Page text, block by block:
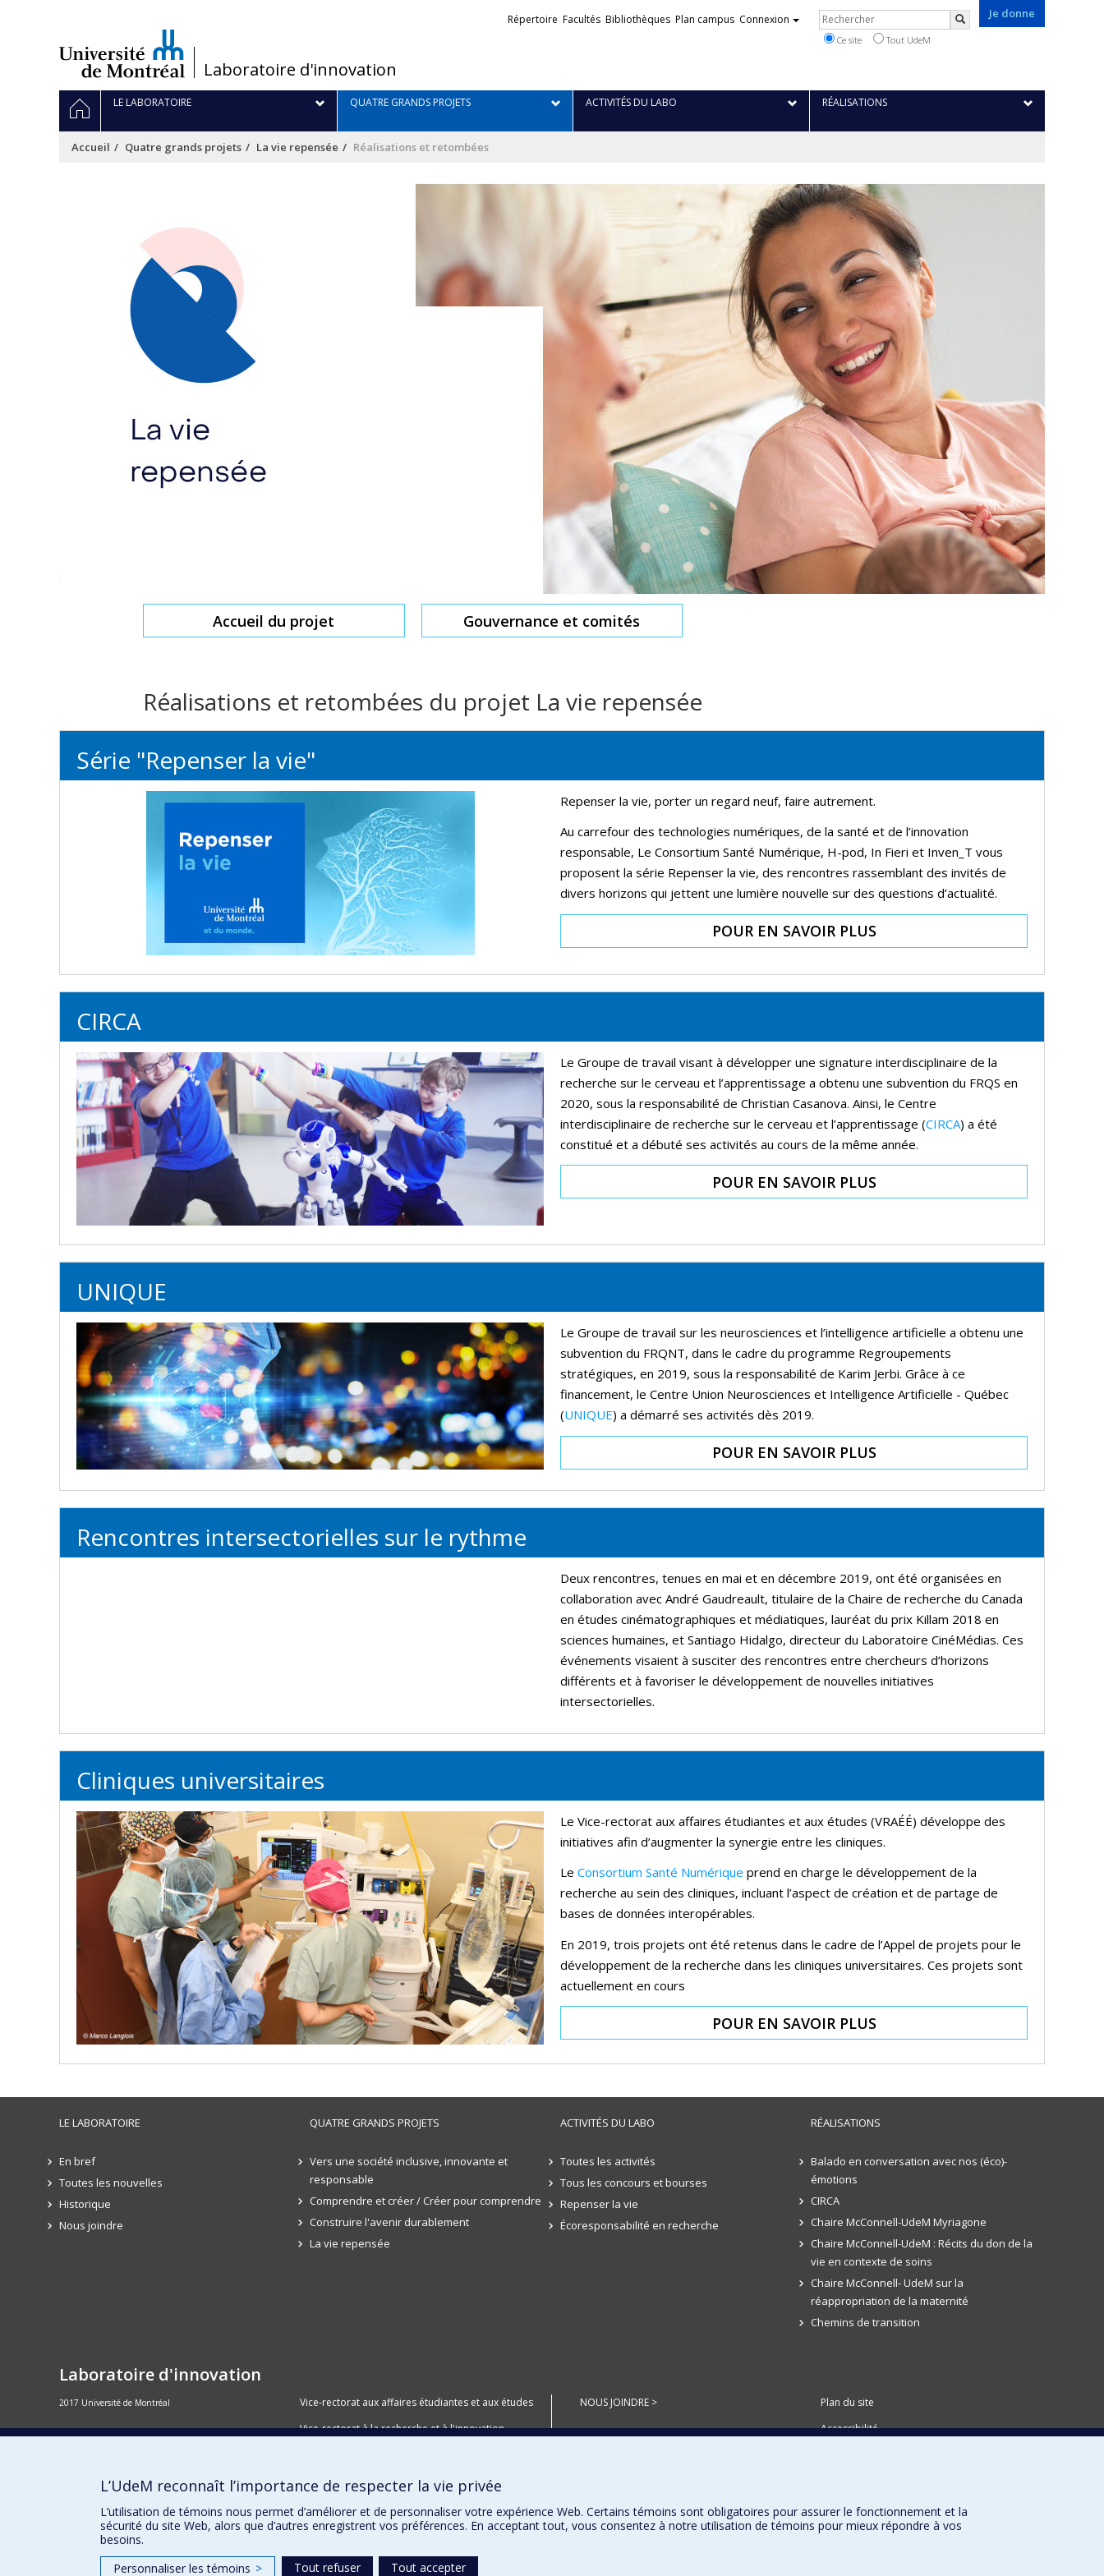
/Laboratoire d'innovation
Je donne
Liens
Répertoire Facultés Bibliothèques Plan campus Connexion Rechercher
Ce site Tout UdeM
Navigation
principale
ACCUEILLE LABORATOIRE QUATRE GRANDS PROJETS ACTIVITÉS DU LABO RÉALISATIONS
Accueil Quatre grands projets La vie repensée Réalisations et retombées
Accueil du projet Gouvernance et comités
Réalisations et retombées du projet La vie repensée
Série "Repenser la vie"
Repenser la vie, porter un regard neuf, faire autrement.
Au carrefour des technologies numériques, de la santé et de l’innovation
responsable, Le Consortium Santé Numérique, H-pod, In Fieri et Inven_T vous
proposent la série Repenser la vie, des rencontres rassemblant des invités de
divers horizons qui jettent une lumière nouvelle sur des questions d’actualité.
POUR EN SAVOIR PLUS
CIRCA
Le Groupe de travail visant à développer une signature interdisciplinaire de la
recherche sur le cerveau et l’apprentissage a obtenu une subvention du FRQS en
2020, sous la responsabilité de Christian Casanova. Ainsi, le Centre
interdisciplinaire de recherche sur le cerveau et l’apprentissage (CIRCA) a été
constitué et a débuté ses activités au cours de la même année.
POUR EN SAVOIR PLUS
UNIQUE
Le Groupe de travail sur les neurosciences et l’intelligence artificielle a obtenu une
subvention du FRQNT, dans le cadre du programme Regroupements
stratégiques, en 2019, sous la responsabilité de Karim Jerbi. Grâce à ce
financement, le Centre Union Neurosciences et Intelligence Artificielle - Québec
(UNIQUE) a démarré ses activités dès 2019.
POUR EN SAVOIR PLUS
Rencontres intersectorielles sur le rythme
Deux rencontres, tenues en mai et en décembre 2019, ont été organisées en
collaboration avec André Gaudreault, titulaire de la Chaire de recherche du Canada
en études cinématographiques et médiatiques, lauréat du prix Killam 2018 en
sciences humaines, et Santiago Hidalgo, directeur du Laboratoire CinéMédias. Ces
événements visaient à susciter des rencontres entre chercheurs d’horizons
différents et à favoriser le développement de nouvelles initiatives
intersectorielles.
Cliniques universitaires
Le Vice-rectorat aux affaires étudiantes et aux études (VRAÉÉ) développe des
initiatives afin d’augmenter la synergie entre les cliniques.
Le Consortium Santé Numérique prend en charge le développement de la
recherche au sein des cliniques, incluant l’aspect de création et de partage de
bases de données interopérables.
En 2019, trois projets ont été retenus dans le cadre de l’Appel de projets pour le
développement de la recherche dans les cliniques universitaires. Ces projets sont
actuellement en cours
POUR EN SAVOIR PLUS
LE LABORATOIRE
En bref
Toutes les nouvelles
Historique
Nous joindre
QUATRE GRANDS PROJETS
Vers une société inclusive, innovante et
responsable
Comprendre et créer / Créer pour comprendre
Construire l'avenir durablement
La vie repensée
ACTIVITÉS DU LABO
Toutes les activités
Tous les concours et bourses
Repenser la vie
Écoresponsabilité en recherche
RÉALISATIONS
Balado en conversation avec nos (éco)-
émotions
CIRCA
Chaire McConnell-UdeM Myriagone
Chaire McConnell-UdeM : Récits du don de la
vie en contexte de soins
Chaire McConnell- UdeM sur la
réappropriation de la maternité
Chemins de transition
Laboratoire d'innovation
2017 Université de Montréal
Vice-rectorat aux affaires étudiantes et aux études
Vice-rectorat à la recherche et à l'innovation
Consortium Santé Numérique
Place aux Premiers Peuples
NOUS JOINDRE >
Plan du site
Accessibilité
L’UdeM reconnaît l’importance de respecter la vie privée
L’utilisation de témoins nous permet d’améliorer et de personnaliser votre expérience Web. Certains témoins sont obligatoires pour assurer le fonctionnement et la
sécurité du site Web, alors que d’autres enregistrent vos préférences. En acceptant tout, vous consentez à notre utilisation de témoins pour mieux répondre à vos
besoins.
Personnaliser les témoins > Tout refuser Tout accepter